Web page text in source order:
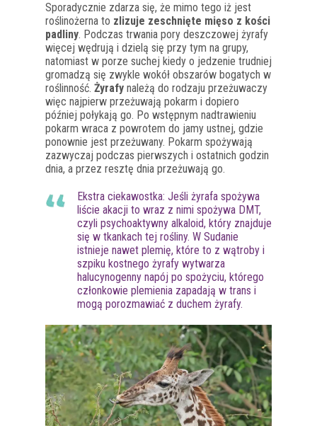
Sporadycznie zdarza się, że mimo tego iż jest
roślinożerna to zlizuje zeschnięte mięso z kości
padliny. Podczas trwania pory deszczowej żyrafy
więcej wędrują i dzielą się przy tym na grupy,
natomiast w porze suchej kiedy o jedzenie trudniej
gromadzą się zwykle wokół obszarów bogatych w
roślinność. Żyrafy należą do rodzaju przeżuwaczy
więc najpierw przeżuwają pokarm i dopiero
później połykają go. Po wstępnym nadtrawieniu
pokarm wraca z powrotem do jamy ustnej, gdzie
ponownie jest przeżuwany. Pokarm spożywają
zazwyczaj podczas pierwszych i ostatnich godzin
dnia, a przez resztę dnia przeżuwają go.
Ekstra ciekawostka: Jeśli żyrafa spożywa
liście akacji to wraz z nimi spożywa DMT,
czyli psychoaktywny alkaloid, który znajduje
się w tkankach tej rośliny. W Sudanie
istnieje nawet plemię, które to z wątroby i
szpiku kostnego żyrafy wytwarza
halucynogenny napój po spożyciu, którego
członkowie plemienia zapadają w trans i
mogą porozmawiać z duchem żyrafy.